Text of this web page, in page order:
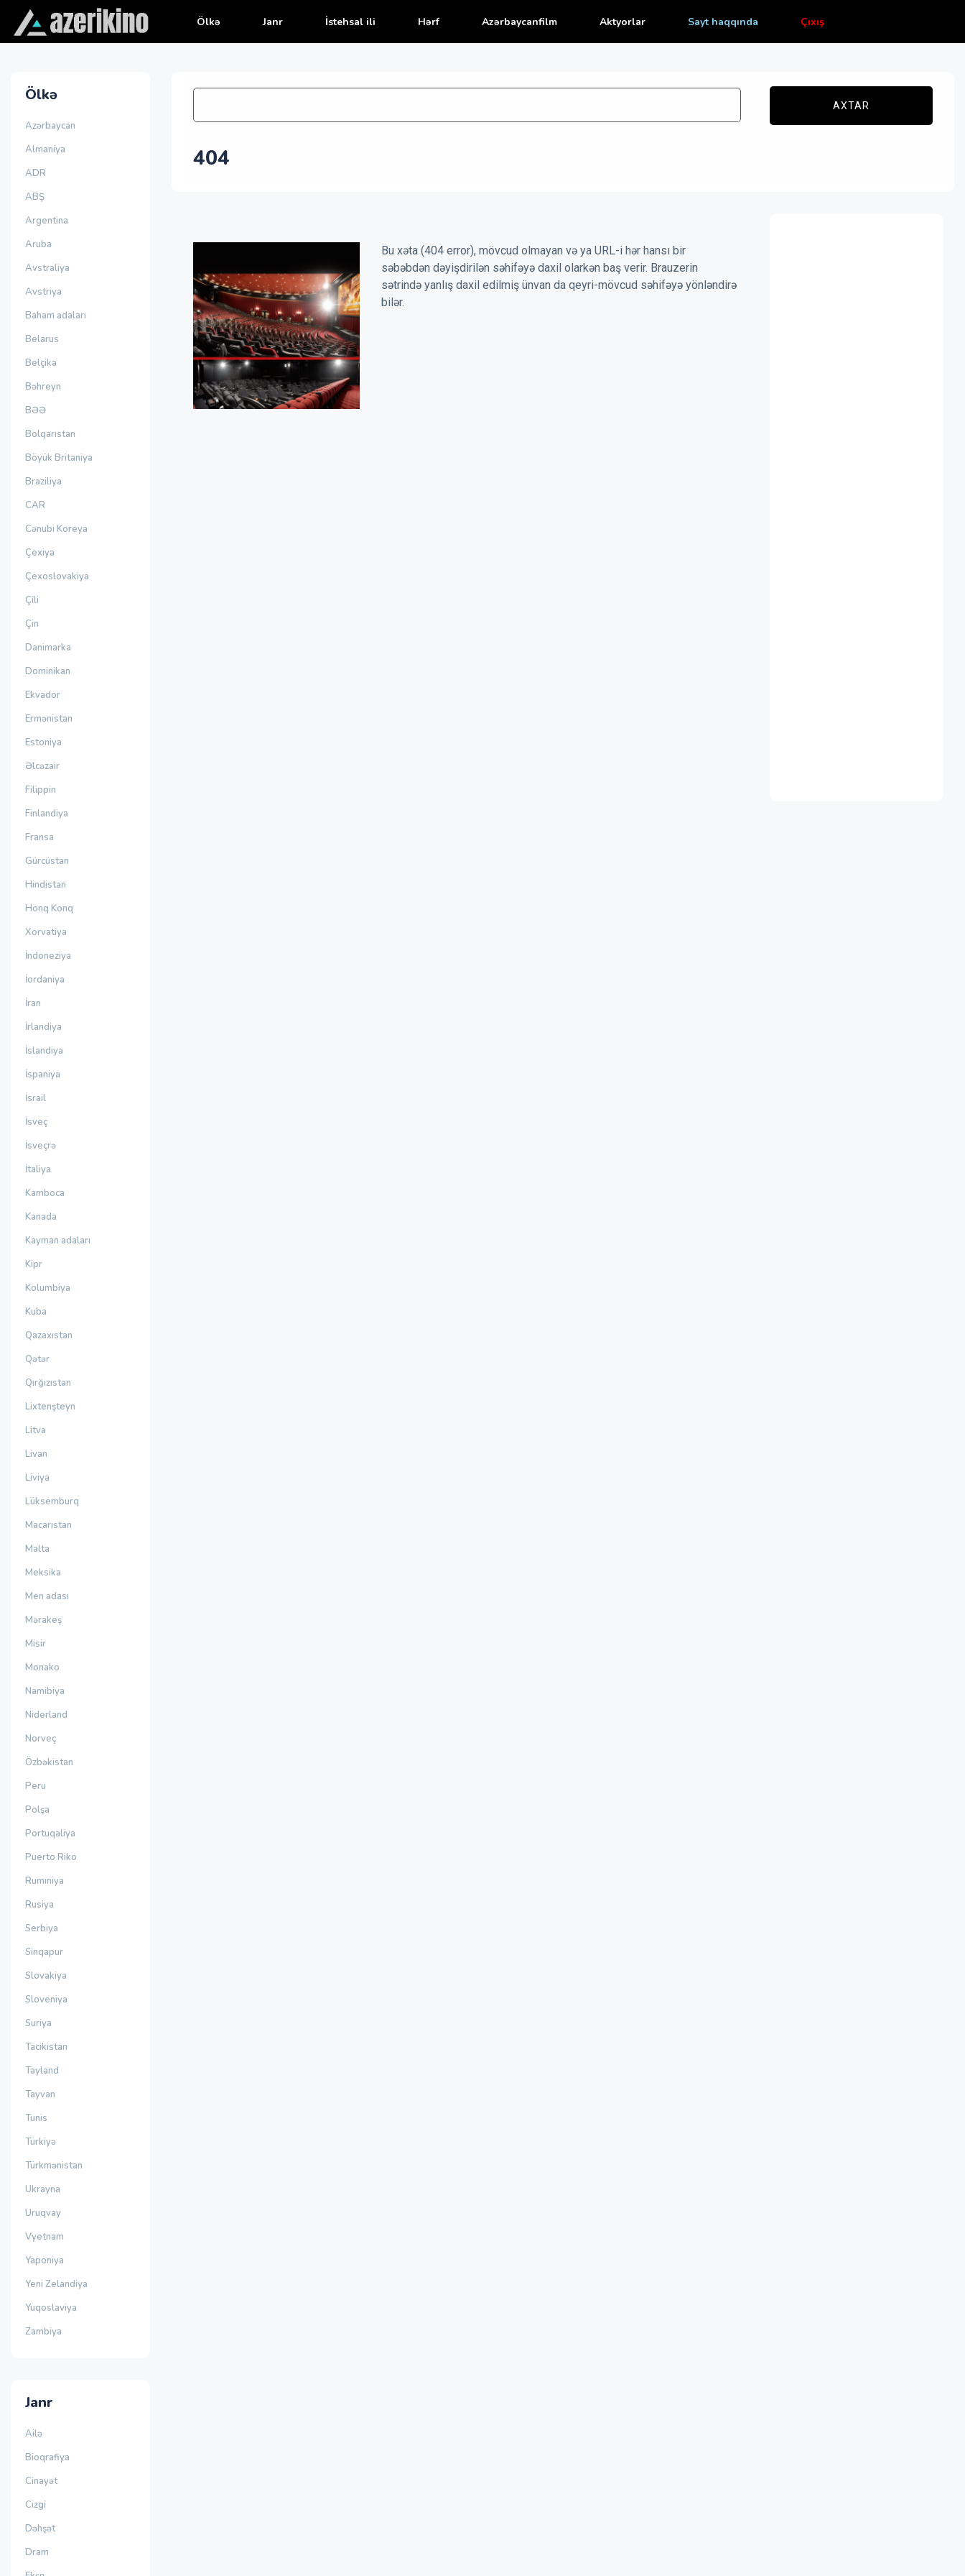
Ölkə Janr İstehsal ili Hərf Azərbaycanfilm Aktyorlar Sayt haqqında Çıxış
Ölkə
Azərbaycan
Almaniya
ADR
ABŞ
Argentina
Aruba
Avstraliya
Avstriya
Baham adaları
Belarus
Belçika
Bəhreyn
BƏƏ
Bolqarıstan
Böyük Britaniya
Braziliya
CAR
Cənubi Koreya
Çexiya
Çexoslovakiya
Çili
Çin
Danimarka
Dominikan
Ekvador
Ermənistan
Estoniya
Əlcəzair
Filippin
Finlandiya
Fransa
Gürcüstan
Hindistan
Honq Konq
Xorvatiya
İndoneziya
İordaniya
İran
İrlandiya
İslandiya
İspaniya
İsrail
İsveç
İsveçrə
İtaliya
Kamboca
Kanada
Kayman adaları
Kipr
Kolumbiya
Kuba
Qazaxıstan
Qətər
Qırğızıstan
Lixtenşteyn
Litva
Livan
Liviya
Lüksemburq
Macarıstan
Malta
Meksika
Men adası
Mərakeş
Misir
Monako
Namibiya
Niderland
Norveç
Özbəkistan
Peru
Polşa
Portuqaliya
Puerto Riko
Rumıniya
Rusiya
Serbiya
Sinqapur
Slovakiya
Sloveniya
Suriya
Tacikistan
Tayland
Tayvan
Tunis
Türkiyə
Türkmənistan
Ukrayna
Uruqvay
Vyetnam
Yaponiya
Yeni Zelandiya
Yuqoslaviya
Zambiya
Janr
Ailə
Bioqrafiya
Cinayət
Cizgi
Dəhşət
Dram
AXTAR
404
Bu xəta (404 error), mövcud olmayan və ya URL-i hər hansı bir
səbəbdən dəyişdirilən səhifəyə daxil olarkən baş verir. Brauzerin
sətrində yanlış daxil edilmiş ünvan da qeyri-mövcud səhifəyə yönləndirə
bilər.